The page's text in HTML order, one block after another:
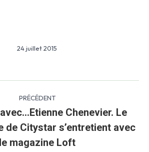
24 juillet 2015
PRÉCÉDENT
Article
précédent
Chenevier. Le
de Citystar s’entretient avec
le magazine Loft